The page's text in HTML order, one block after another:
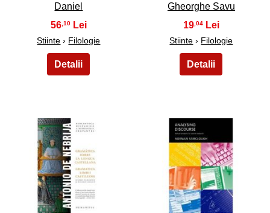
Daniel
56,10
Stiinte › Filologie
Gheorghe Savu
19,04
Stiinte › Filologie
19 20